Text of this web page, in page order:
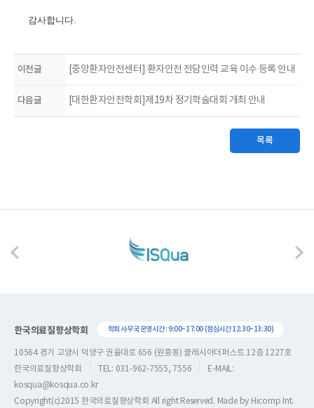
감사합니다.
이전글 [중앙환자안전센터] 환자안전 전담인력 교육 이수 등록 안내
다음글 [대한환자안전학회]제19차 정기학술대회 개최 안내
목록
한국의료질향상학회 학회 사무국 운영시간 : 9:00~17:00 (점심시간 12:30~13:30)
10564 경기 고양시 덕양구 권율대로 656 (원흥동) 클래시아더퍼스트 12층 1227호
한국의료질향상학회
TEL: 031-962-7555, 7556
E-MAIL:
kosqua@kosqua.co.kr
Copyright(c)2015 한국의료질향상학회 All right Reserved. Made by Hicomp Int.